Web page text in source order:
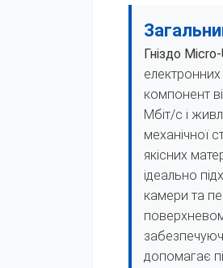
Гніздо
компонент
Мбіт/с і
механічної
якісних
ідеально
камери та
допомагає